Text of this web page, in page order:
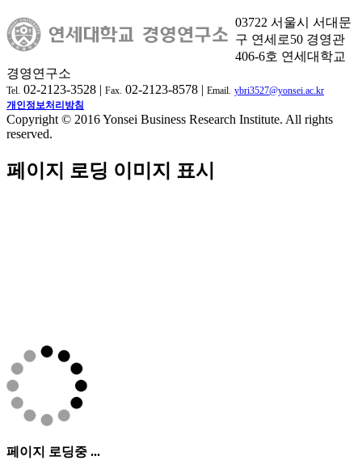
03722 서울시 서대문
구 연세로50 경영관
406-6호 연세대학교
경영연구소
Tel. 02-2123-3528 | Fax. 02-2123-8578 | Email. ybri3527@yonsei.ac.kr
개인정보처리방침
Copyright © 2016 Yonsei Business Research Institute. All rights
reserved.
페이지 로딩 이미지 표시
페이지 로딩중 ...